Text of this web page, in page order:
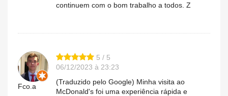
continuem com o bom trabalho a todos. Z
Fco.a
5 / 5
06/12/2023 à 23:23
(Traduzido pelo Google) Minha visita ao
McDonald's foi uma experiência rápida e